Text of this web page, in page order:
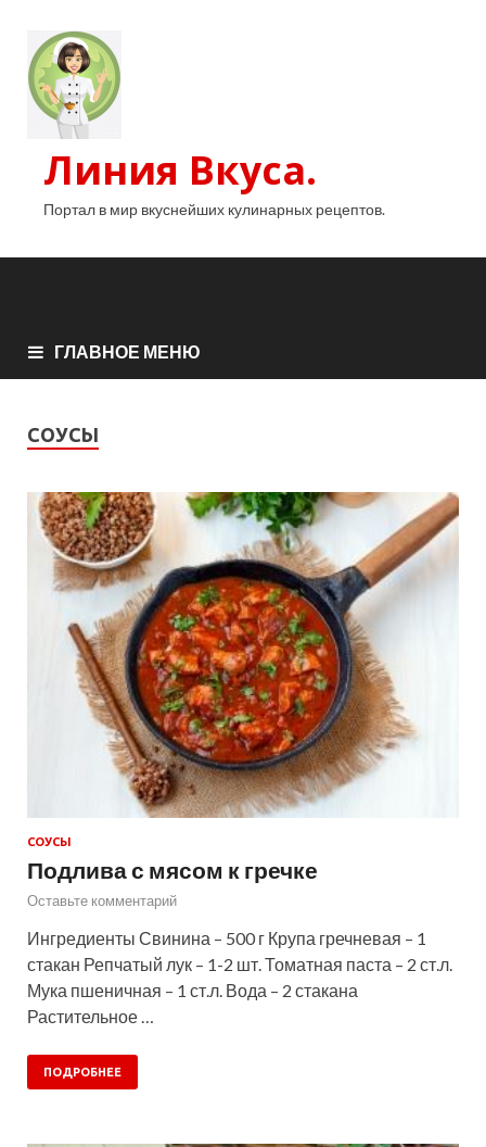
Линия Вкуса.
Портал в мир вкуснейших кулинарных рецептов.
ГЛАВНОЕ МЕНЮ
СОУСЫ
СОУСЫ
Подлива с мясом к гречке
Оставьте комментарий
Ингредиенты Свинина – 500 г Крупа гречневая – 1
стакан Репчатый лук – 1-2 шт. Томатная паста – 2 ст.л.
Мука пшеничная – 1 ст.л. Вода – 2 стакана
Растительное …
ПОДРОБНЕЕ